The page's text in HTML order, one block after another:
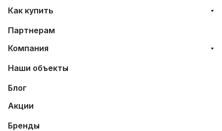
Как купить
Партнерам
Компания
Наши объекты
Блог
Акции
Бренды